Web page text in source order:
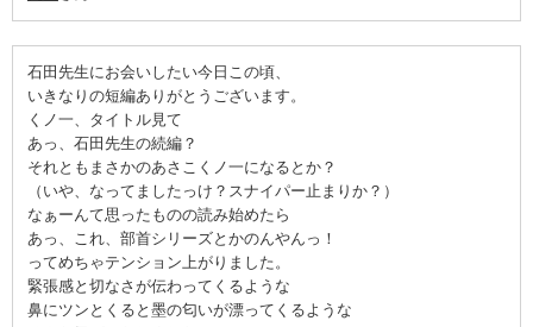
石田先生にお会いしたい今日この頃、
いきなりの短編ありがとうございます。
くノ一、タイトル見て
あっ、石田先生の続編？
それともまさかのあさこくノ一になるとか？
（いや、なってましたっけ？スナイパー止まりか？）
なぁーんて思ったものの読み始めたら
あっ、これ、部首シリーズとかのんやんっ！
ってめちゃテンション上がりました。
緊張感と切なさが伝わってくるような
鼻にツンとくると墨の匂いが漂ってくるような